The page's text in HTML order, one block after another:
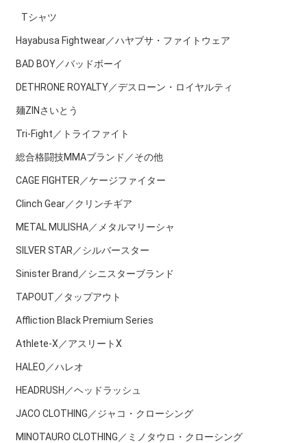
Tシャツ
Hayabusa Fightwear／ハヤブサ・ファイトウェア
BAD BOY／バッドボーイ
DETHRONE ROYALTY／デスローン・ロイヤルティ
麺ZINさいとう
Tri-Fight／トライファイト
総合格闘技MMAブランド／その他
CAGE FIGHTER／ケージファイター
Clinch Gear／クリンチギア
METAL MULISHA／メタルマリーシャ
SILVER STAR／シルバースター
Sinister Brand／シニスターブランド
TAPOUT／タップアウト
Affliction Black Premium Series
Athlete-X／アスリートX
HALEO／ハレオ
HEADRUSH／ヘッドラッシュ
JACO CLOTHING／ジャコ・クローシング
MINOTAURO CLOTHING／ミノタウロ・クローシング